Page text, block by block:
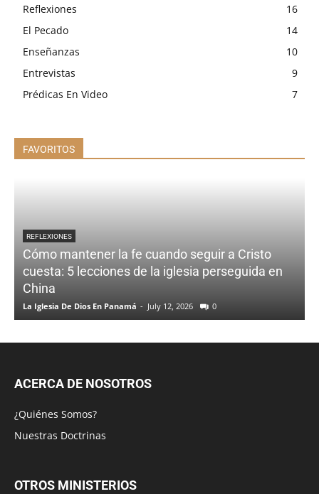
Reflexiones
16
El Pecado
14
Enseñanzas
10
Entrevistas
9
Prédicas En Video
7
FAVORITOS
REFLEXIONES
Cómo mantener la fe cuando seguir a Cristo
cuesta: 5 lecciones de la iglesia perseguida en
China
La Iglesia De Dios En Panamá - July 12, 2026 0
ACERCA DE NOSOTROS
¿Quiénes Somos?
Nuestras Doctrinas
OTROS MINISTERIOS